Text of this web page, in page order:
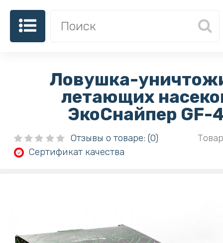
Ловушка-
летающих
ЭкоСнайпер GF-
Отзывы о товаре: (0)
Сертификат качества